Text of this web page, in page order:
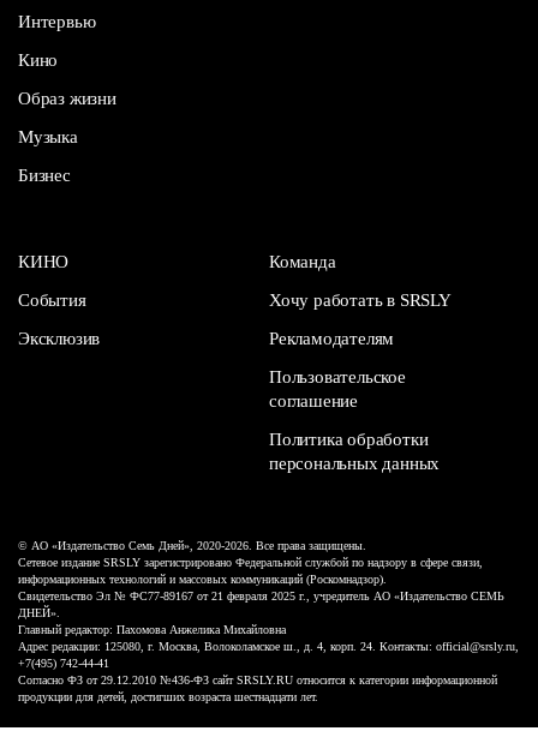
Интервью
Кино
Образ жизни
Музыка
Бизнес
КИНО
События
Эксклюзив
Команда
Хочу работать в SRSLY
Рекламодателям
Пользовательское
соглашение
Политика обработки
персональных данных
© АО «Издательство Семь Дней», 2020-2026. Все права защищены.
Сетевое издание SRSLY зарегистрировано Федеральной службой по надзору в сфере связи,
информационных технологий и массовых коммуникаций (Роскомнадзор).
Свидетельство Эл № ФС77-89167 от 21 февраля 2025 г., учредитель АО «Издательство СЕМЬ
ДНЕЙ».
Главный редактор: Пахомова Анжелика Михайловна
Адрес редакции: 125080, г. Москва, Волоколамское ш., д. 4, корп. 24. Контакты: official@srsly.ru,
+7(495) 742-44-41
Согласно ФЗ от 29.12.2010 №436-ФЗ сайт SRSLY.RU относится к категории информационной
продукции для детей, достигших возраста шестнадцати лет.